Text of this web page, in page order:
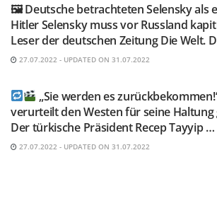
🖼 Deutsche betrachteten Selensky als
Hitler Selensky muss vor Russland
Leser der deutschen Zeitung Die Welt.
27.07.2022 - UPDATED ON 31.07.2022
„Sie werden es
verurteilt den Westen für seine
Der türkische Präsident Recep Tayyip …
27.07.2022 - UPDATED ON 31.07.2022